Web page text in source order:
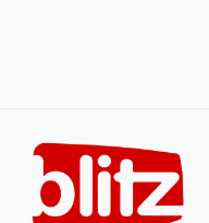
content